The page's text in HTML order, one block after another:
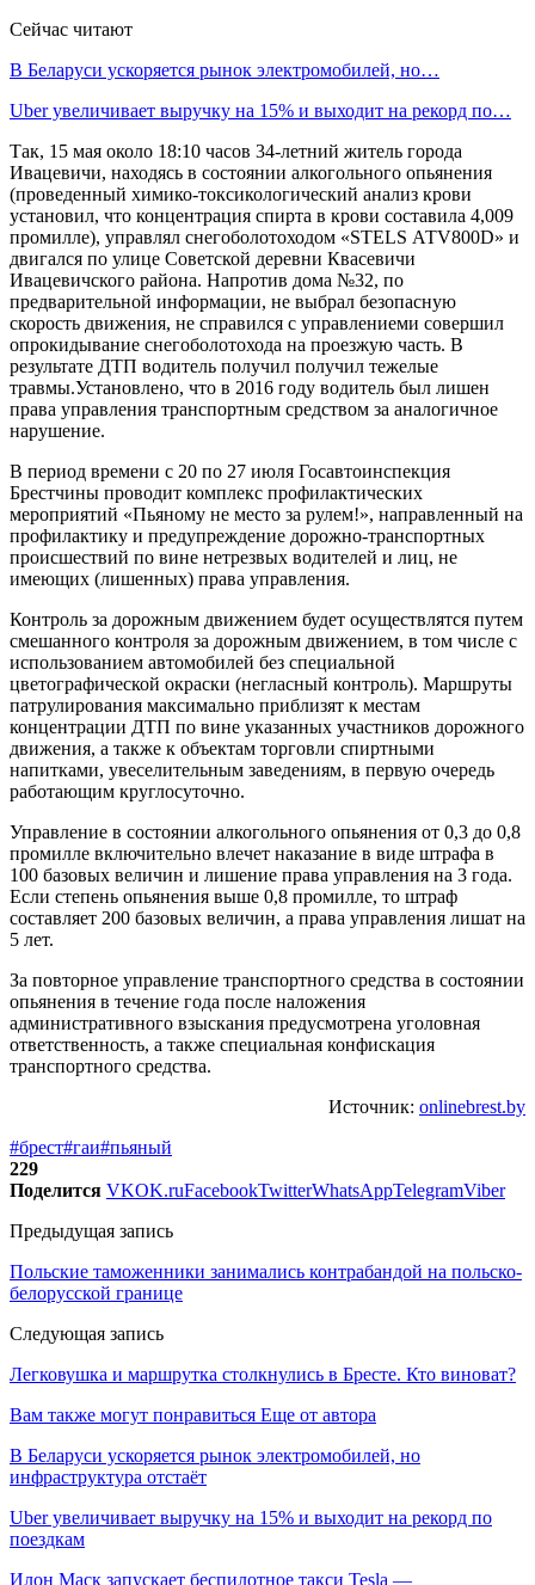
Сейчас читают
В Беларуси ускоряется рынок электромобилей, но…
Uber увеличивает выручку на 15% и выходит на рекорд по…
Так, 15 мая около 18:10 часов 34-летний житель города
Ивацевичи, находясь в состоянии алкогольного опьянения
(проведенный химико-токсикологический анализ крови
установил, что концентрация спирта в крови составила 4,009
промилле), управлял снегоболотоходом «STELS АТV800D» и
двигался по улице Советской деревни Квасевичи
Ивацевичского района. Напротив дома №32, по
предварительной информации, не выбрал безопасную
скорость движения, не справился с управлениеми совершил
опрокидывание снегоболотохода на проезжую часть. В
результате ДТП водитель получил получил тежелые
травмы.Установлено, что в 2016 году водитель был лишен
права управления транспортным средством за аналогичное
нарушение.
В период времени с 20 по 27 июля Госавтоинспекция
Брестчины проводит комплекс профилактических
мероприятий «Пьяному не место за рулем!», направленный на
профилактику и предупреждение дорожно-транспортных
происшествий по вине нетрезвых водителей и лиц, не
имеющих (лишенных) права управления.
Контроль за дорожным движением будет осуществлятся путем
смешанного контроля за дорожным движением, в том числе с
использованием автомобилей без специальной
цветографической окраски (негласный контроль). Маршруты
патрулирования максимально приблизят к местам
концентрации ДТП по вине указанных участников дорожного
движения, а также к объектам торговли спиртными
напитками, увеселительным заведениям, в первую очередь
работающим круглосуточно.
Управление в состоянии алкогольного опьянения от 0,3 до 0,8
промилле включительно влечет наказание в виде штрафа в
100 базовых величин и лишение права управления на 3 года.
Если степень опьянения выше 0,8 промилле, то штраф
составляет 200 базовых величин, а права управления лишат на
5 лет.
За повторное управление транспортного средства в состоянии
опьянения в течение года после наложения
административного взыскания предусмотрена уголовная
ответственность, а также специальная конфискация
транспортного средства.
Источник: onlinebrest.by
#брест#гаи#пьяный
229
Поделится VKOK.ruFacebookTwitterWhatsAppTelegramViber
Предыдущая запись
Польские таможенники занимались контрабандой на польско-
белорусской границе
Следующая запись
Легковушка и маршрутка столкнулись в Бресте. Кто виноват?
Вам также могут понравиться Еще от автора
В Беларуси ускоряется рынок электромобилей, но
инфраструктура отстаёт
Uber увеличивает выручку на 15% и выходит на рекорд по
поездкам
Илон Маск запускает беспилотное такси Tesla —